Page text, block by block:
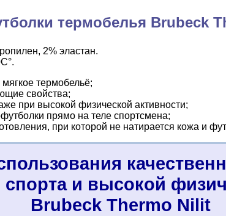
термобелья Brubeck
2% эластан.
термобельё;
свойства;
при высокой физической активности;
прямо на теле спортсмена;
при которой не натирается кожа и
и высокой
Brubeck Thermo Nilit